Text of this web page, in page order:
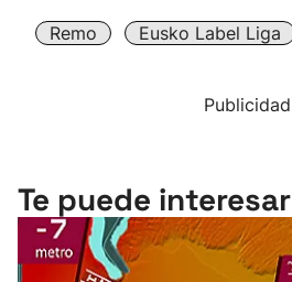
Remo Eusko Label Liga
Publicidad
Te puede interesar